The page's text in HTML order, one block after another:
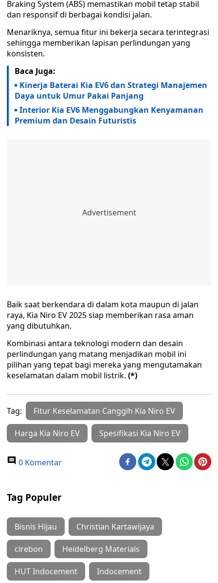
Braking System (ABS) memastikan mobil tetap stabil
dan responsif di berbagai kondisi jalan.
Menariknya, semua fitur ini bekerja secara terintegrasi
sehingga memberikan lapisan perlindungan yang
konsisten.
Baca Juga:
Kinerja Baterai Kia EV6 dan Strategi Manajemen
Daya untuk Umur Pakai Panjang
Interior Kia EV6 Menggabungkan Kenyamanan
Premium dan Desain Futuristis
Baik saat berkendara di dalam kota maupun di jalan
raya, Kia Niro EV 2025 siap memberikan rasa aman
yang dibutuhkan.
Kombinasi antara teknologi modern dan desain
perlindungan yang matang menjadikan mobil ini
pilihan yang tepat bagi mereka yang mengutamakan
keselamatan dalam mobil listrik. (*)
Tag: Fitur Keselamatan Canggih Kia Niro EV
Harga Kia Niro EV Spesifikasi Kia Niro EV
0 Komentar
Tag Populer
Bisnis Hijau Christian Kartawijaya
cirebon Heidelberg Materials
HUT Indocement Indocement